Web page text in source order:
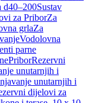
d40–200Sustav
za PriborZa
grlaZa
Vodolovna
parne
PriborRezervni
unutarnjih i
unutarnjih i
dijelovi za